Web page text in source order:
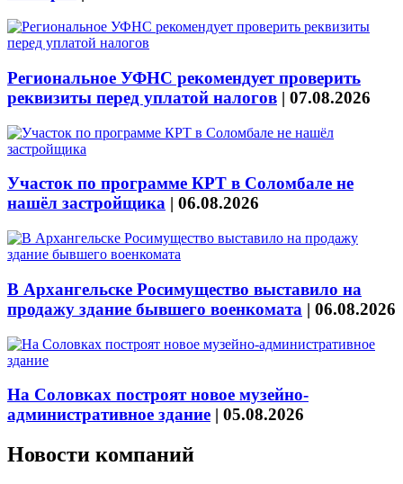
Региональное УФНС рекомендует проверить
реквизиты перед уплатой налогов | 07.08.2026
Участок по программе КРТ в Соломбале не
нашёл застройщика | 06.08.2026
В Архангельске Росимущество выставило на
продажу здание бывшего военкомата | 06.08.2026
На Соловках построят новое музейно-
административное здание | 05.08.2026
Новости компаний